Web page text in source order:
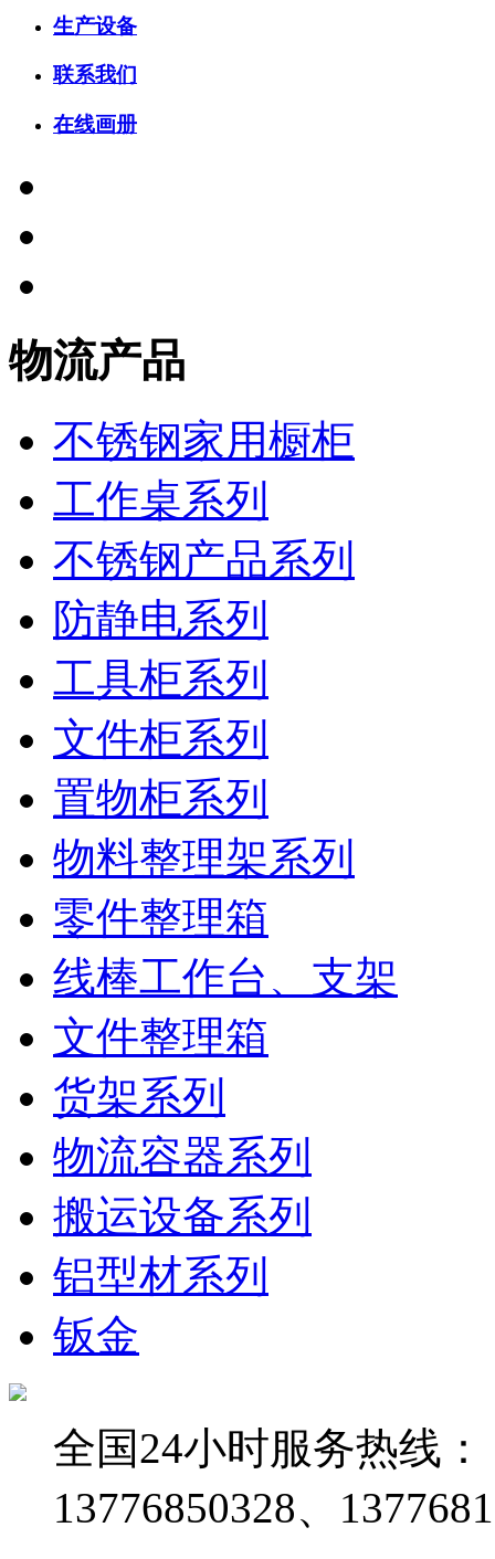
生产设备
联系我们
在线画册
物流产品
不锈钢家用橱柜
工作桌系列
不锈钢产品系列
防静电系列
工具柜系列
文件柜系列
置物柜系列
物料整理架系列
零件整理箱
线棒工作台、支架
文件整理箱
货架系列
物流容器系列
搬运设备系列
铝型材系列
钣金
全国24小时服务热线：
13776850328、